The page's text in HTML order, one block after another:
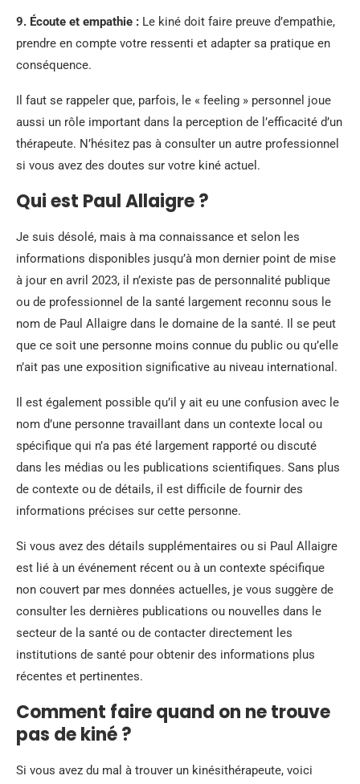
9. Écoute et empathie : Le kiné doit faire preuve d’empathie,
prendre en compte votre ressenti et adapter sa pratique en
conséquence.
Il faut se rappeler que, parfois, le « feeling » personnel joue
aussi un rôle important dans la perception de l’efficacité d’un
thérapeute. N’hésitez pas à consulter un autre professionnel
si vous avez des doutes sur votre kiné actuel.
Qui est Paul Allaigre ?
Je suis désolé, mais à ma connaissance et selon les
informations disponibles jusqu’à mon dernier point de mise
à jour en avril 2023, il n’existe pas de personnalité publique
ou de professionnel de la santé largement reconnu sous le
nom de Paul Allaigre dans le domaine de la santé. Il se peut
que ce soit une personne moins connue du public ou qu’elle
n’ait pas une exposition significative au niveau international.
Il est également possible qu’il y ait eu une confusion avec le
nom d’une personne travaillant dans un contexte local ou
spécifique qui n’a pas été largement rapporté ou discuté
dans les médias ou les publications scientifiques. Sans plus
de contexte ou de détails, il est difficile de fournir des
informations précises sur cette personne.
Si vous avez des détails supplémentaires ou si Paul Allaigre
est lié à un événement récent ou à un contexte spécifique
non couvert par mes données actuelles, je vous suggère de
consulter les dernières publications ou nouvelles dans le
secteur de la santé ou de contacter directement les
institutions de santé pour obtenir des informations plus
récentes et pertinentes.
Comment faire quand on ne trouve
pas de kiné ?
Si vous avez du mal à trouver un kinésithérapeute, voici